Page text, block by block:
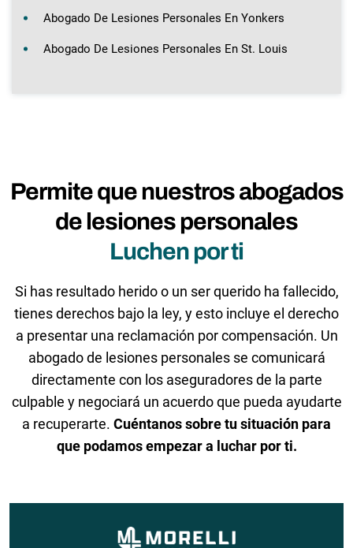
Abogado De Lesiones Personales En Yonkers
Abogado De Lesiones Personales En St. Louis
Permite que nuestros abogados
de lesiones personales
Luchen por ti
Si has resultado herido o un ser querido ha fallecido,
tienes derechos bajo la ley, y esto incluye el derecho
a presentar una reclamación por compensación. Un
abogado de lesiones personales se comunicará
directamente con los aseguradores de la parte
culpable y negociará un acuerdo que pueda ayudarte
a recuperarte. Cuéntanos sobre tu situación para
que podamos empezar a luchar por ti.